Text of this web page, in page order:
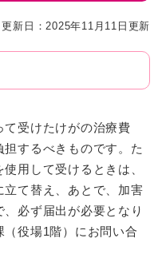
更新日：2025年11月11日更新
受けたけがの治療費
するべきものです。た
用して受けるときは、
て替え、あとで、加害
必ず届出が必要となり
（役場1階）にお問い合